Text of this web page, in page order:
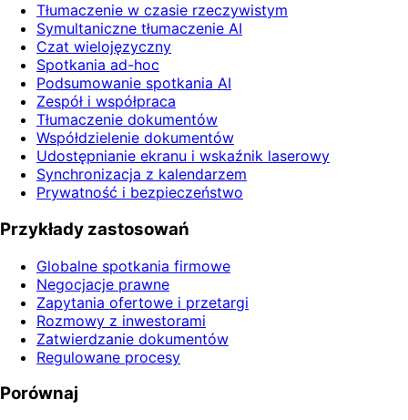
Tłumaczenie w czasie rzeczywistym
Symultaniczne tłumaczenie AI
Czat wielojęzyczny
Spotkania ad-hoc
Podsumowanie spotkania AI
Zespół i współpraca
Tłumaczenie dokumentów
Współdzielenie dokumentów
Udostępnianie ekranu i wskaźnik laserowy
Synchronizacja z kalendarzem
Prywatność i bezpieczeństwo
Przykłady zastosowań
Globalne spotkania firmowe
Negocjacje prawne
Zapytania ofertowe i przetargi
Rozmowy z inwestorami
Zatwierdzanie dokumentów
Regulowane procesy
Porównaj